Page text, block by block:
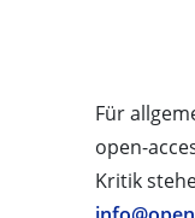
Für
open-
Kritik